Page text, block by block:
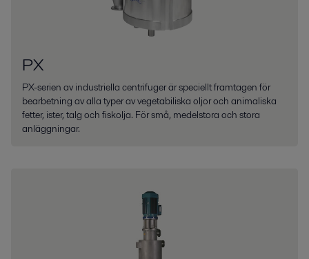
Livsmedelsprodukter måste leva upp till konsumenternas förväntningar.
Alfa Lavals teknik bidrar till att uppfylla kundernas önskemål – med rätt
smak, konsistens, hygien och låga kostnader.
PX
PX-serien av industriella centrifuger är speciellt framtagen för
bearbetning av alla typer av vegetabiliska oljor och animaliska
fetter, ister, talg och fiskolja. För små, medelstora och stora
anläggningar.